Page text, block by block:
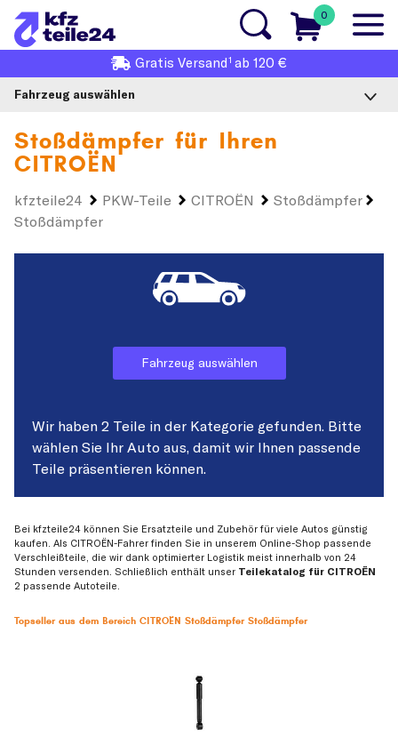
0
Gratis Versand1 ab 120 €
Fahrzeug auswählen
Stoßdämpfer für Ihren
CITROËN
kfzteile24 PKW-Teile CITROËN
Stoßdämpfer
Stoßdämpfer
Fahrzeug auswählen
Wir haben 2 Teile in der Kategorie gefunden. Bitte
wählen Sie Ihr Auto aus, damit wir Ihnen passende
Teile präsentieren können.
Bei kfzteile24 können Sie Ersatzteile und Zubehör für viele Autos günstig
kaufen. Als CITROËN-Fahrer finden Sie in unserem Online-Shop passende
Verschleißteile, die wir dank optimierter Logistik meist innerhalb von 24
Stunden versenden. Schließlich enthält unser Teilekatalog für CITROËN
2 passende Autoteile.
Topseller aus dem Bereich CITROËN Stoßdämpfer Stoßdämpfer